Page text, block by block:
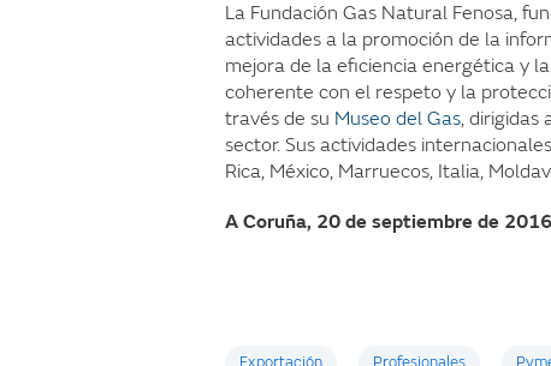
La Fundación Gas Natural Fenosa,
actividades a la promoción de la
mejora de la eficiencia energética y
coherente con el respeto y la
través de su Museo del Gas, dirigidas
sector. Sus actividades
Rica, México, Marruecos,
A Coruña, 20 de septiembre de
Etiquetas